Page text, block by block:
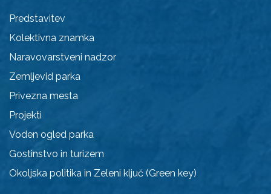
Predstavitev
Kolektivna znamka
Naravovarstveni nadzor
Zemljevid parka
Privezna mesta
Projekti
Voden ogled parka
Gostinstvo in turizem
Okoljska politika in Zeleni ključ (Green key)